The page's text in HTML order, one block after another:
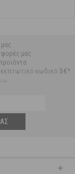
μας
εκπτωτικό κωδικό 5€*